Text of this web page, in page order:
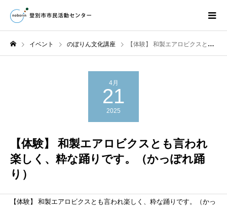
イベント のぼりん文化講座 【体験】 和製エアロビクスとも言われ楽しく、粋な踊りです。（かっぽれ踊り）
4月
21
2025
【体験】 和製エアロビクスとも言われ
楽しく、粋な踊りです。（かっぽれ踊
り）
【体験】 和製エアロビクスとも言われ楽しく、粋な踊りです。（かっ